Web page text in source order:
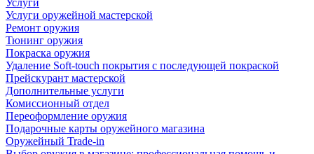
Услуги
Услуги оружейной мастерской
Ремонт оружия
Тюнинг оружия
Покраска оружия
Удаление Soft-touch покрытия с последующей покраской
Прейскурант мастерской
Дополнительные услуги
Комиссионный отдел
Переоформление оружия
Подарочные карты оружейного магазина
Оружейный Trade-in